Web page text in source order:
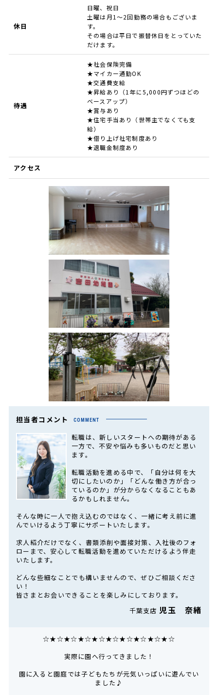
休日
日曜、祝日
土曜は月1～2回勤務の場合もございま
す。
その場合は平日で振替休日をとっていた
だけます。
待遇
★社会保険完備
★マイカー通勤OK
★交通費支給
★昇給あり（1年に5,000円ずつほどの
ベースアップ）
★賞与あり
★住宅手当あり（世帯主でなくても支
給）
★借り上げ社宅制度あり
★退職金制度あり
アクセス
担当者コメント COMMENT
転職は、新しいスタートへの期待がある
一方で、不安や悩みも多いものだと思い
ます。
転職活動を進める中で、「自分は何を大
切にしたいのか」「どんな働き方が合っ
ているのか」が分からなくなることもあ
るかもしれません。
そんな時に一人で抱え込むのではなく、一緒に考え前に進
んでいけるよう丁寧にサポートいたします。
求人紹介だけでなく、書類添削や面接対策、入社後のフォ
ローまで、安心して転職活動を進めていただけるよう伴走
いたします。
どんな些細なことでも構いませんので、ぜひご相談くださ
い！
皆さまとお会いできることを楽しみにしております。
千葉支店児玉 奈緒
☆★☆★☆★☆★☆★☆★☆★☆★☆★☆
実際に園へ行ってきました！
園に入ると園庭では子どもたちが元気いっぱいに遊んでい
ました♪